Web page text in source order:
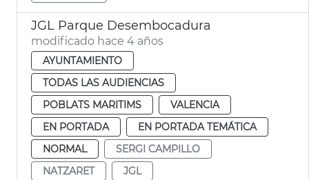
JGL Parque Desembocadura
modificado hace 4 años
AYUNTAMIENTO
TODAS LAS AUDIENCIAS
POBLATS MARITIMS
VALENCIA
EN PORTADA
EN PORTADA TEMÁTICA
NORMAL
SERGI CAMPILLO
NATZARET
JGL